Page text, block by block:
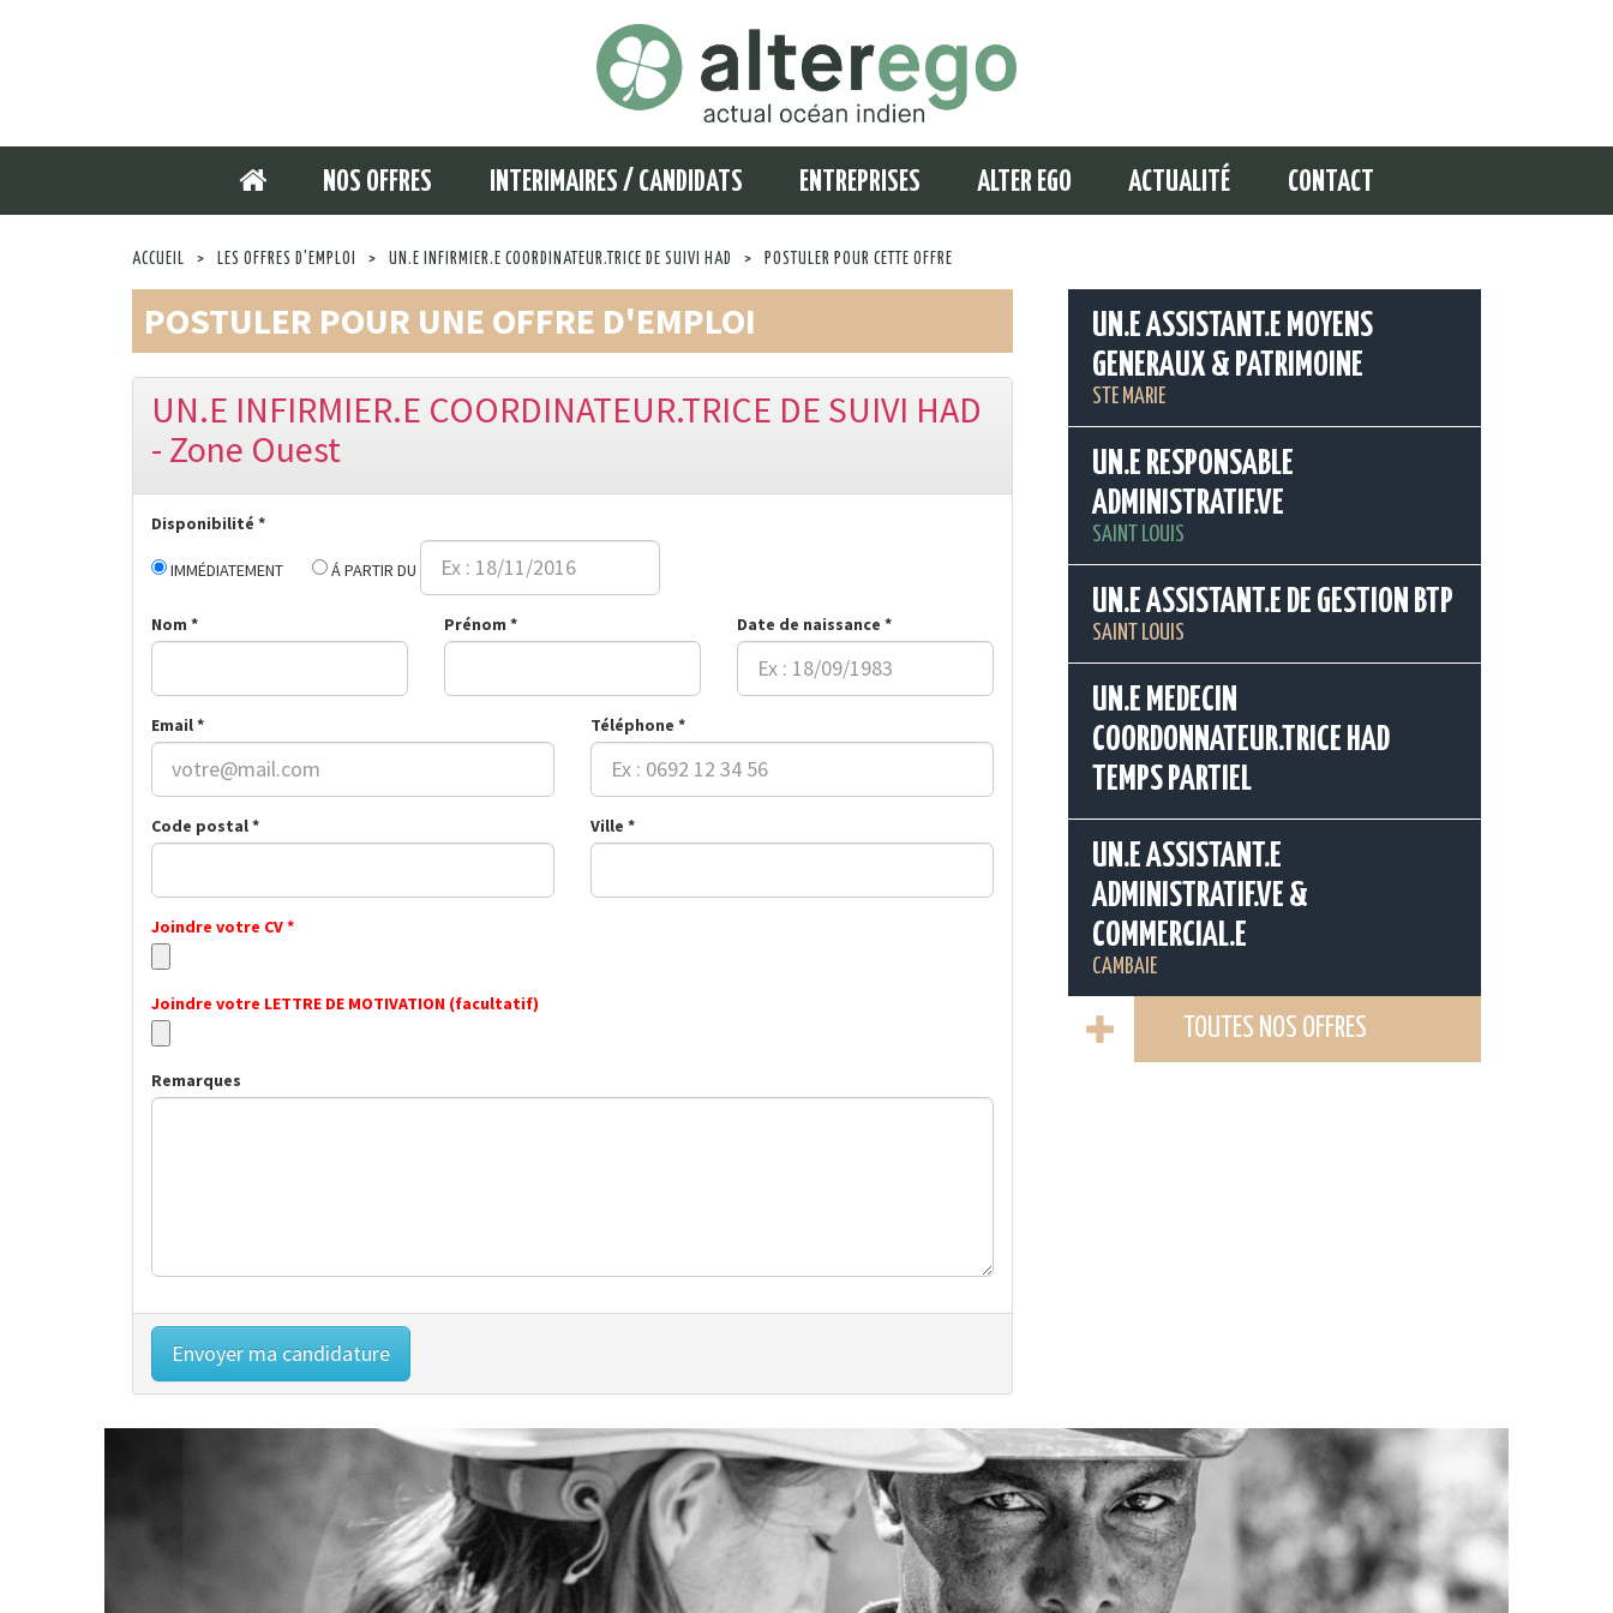
NOS OFFRES INTERIMAIRES / CANDIDATS ENTREPRISES ALTER EGO ACTUALITÉ CONTACT
ACCUEIL > LES OFFRES D'EMPLOI > UN.E INFIRMIER.E COORDINATEUR.TRICE DE SUIVI HAD > POSTULER POUR CETTE OFFRE
POSTULER POUR UNE OFFRE D'EMPLOI
UN.E INFIRMIER.E COORDINATEUR.TRICE DE SUIVI HAD
- Zone Ouest
Disponibilité *
IMMÉDIATEMENT Á PARTIR DU
Nom * Prénom * Date de naissance *
Email * Téléphone *
Code postal * Ville *
Joindre votre CV *
Joindre votre LETTRE DE MOTIVATION (facultatif)
Remarques
UN.E ASSISTANT.E MOYENS
GENERAUX & PATRIMOINE
STE MARIE
UN.E RESPONSABLE
ADMINISTRATIF.VE
SAINT LOUIS
UN.E ASSISTANT.E DE GESTION BTP
SAINT LOUIS
UN.E MEDECIN
COORDONNATEUR.TRICE HAD
TEMPS PARTIEL
UN.E ASSISTANT.E
ADMINISTRATIF.VE &
COMMERCIAL.E
CAMBAIE
TOUTES NOS OFFRES